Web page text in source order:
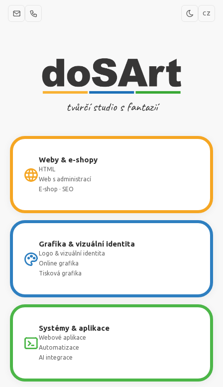
CZ
tvůrčí studio s fantazií
Weby & e-shopy
HTML
Web s administrací
E-shop · SEO
Grafika & vizuální identita
Logo & vizuální identita
Online grafika
Tisková grafika
Systémy & aplikace
Webové aplikace
Automatizace
AI integrace